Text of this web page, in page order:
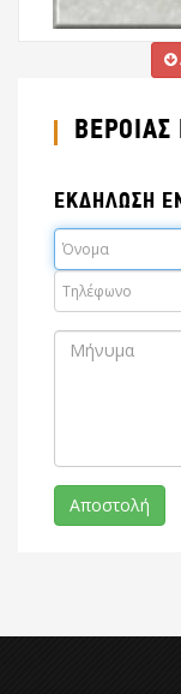
ΕΚΔΗΛΩΣΗ